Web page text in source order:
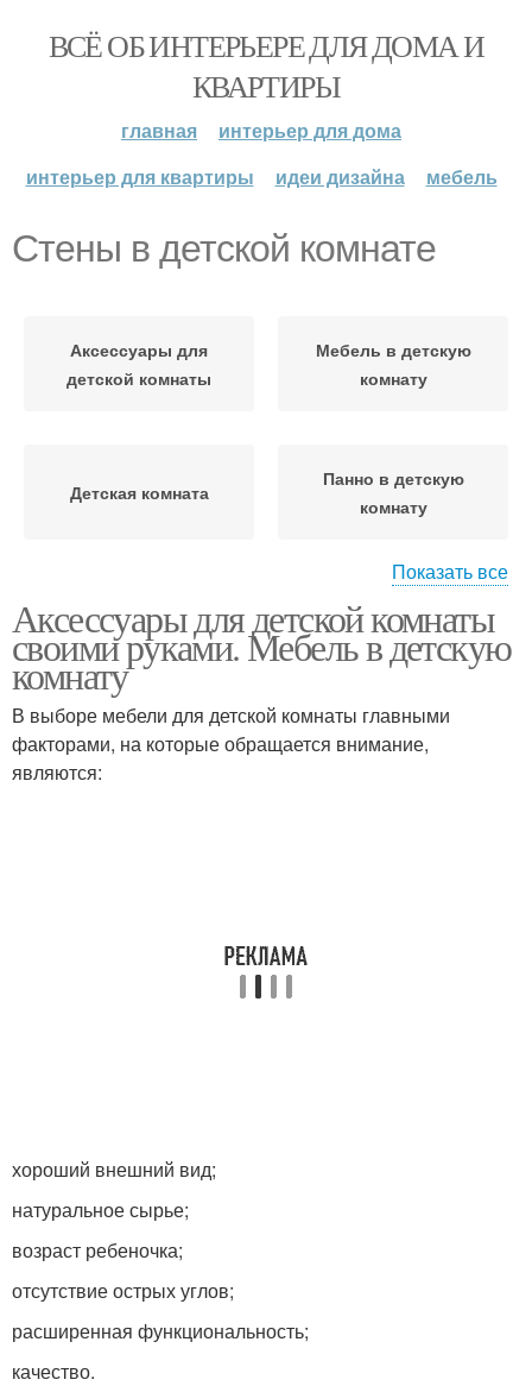
ВСЁ ОБ ИНТЕРЬЕРЕ ДЛЯ ДОМА И
КВАРТИРЫ
главная
интерьер для дома
интерьер для квартиры
идеи дизайна мебель
Стены в детской комнате
Аксессуары для
детской комнаты
Мебель в детскую
комнату
Детская комната
Панно в детскую
комнату
Декор на стену
Показать все
Аксессуары для детской комнаты
своими руками. Мебель в детскую
комнату
В выборе мебели для детской комнаты главными
факторами, на которые обращается внимание,
являются:
хороший внешний вид;
натуральное сырье;
возраст ребеночка;
отсутствие острых углов;
расширенная функциональность;
качество.